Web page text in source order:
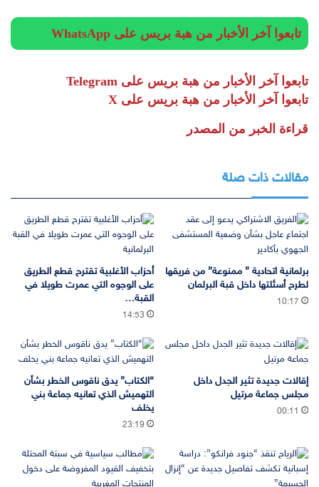
تابعوا آخر الأخبار من هبة بريس على WhatsApp
تابعوا آخر الأخبار من هبة بريس على Telegram
تابعوا آخر الأخبار من هبة بريس على X
قراءة الخبر من المصدر
مقالات ذات صلة
برلمانية اتحادية ” ممنوعة” من فريقها
لطرح أسئلتها داخل قبة البرلمان
10:17
أحزاب الأغلبية تقترح قطع الطريق
على الوجوه التي عمرت طويلا في
القبة…
14:53
إقالات جديدة تثير الجدل داخل
مجلس جماعة مرتيل
00:11
“الكتاب” يدق ناقوس الخطر بشأن
التهميش الذي تعانيه جماعة بني
يخلف
23:19